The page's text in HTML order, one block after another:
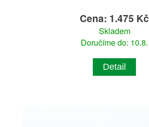
Cena: 1.475 Kč
Skladem
Doručíme do: 10.8.
Detail